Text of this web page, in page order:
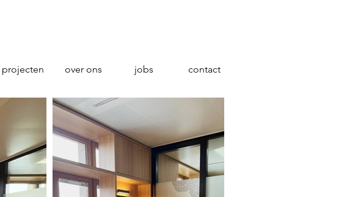
projecten over ons jobs contact